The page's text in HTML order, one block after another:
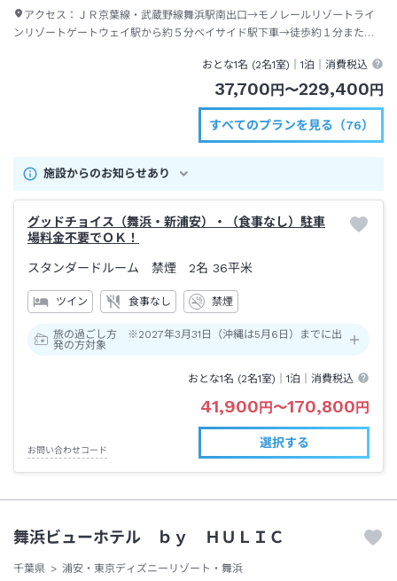
アクセス： ＪＲ京葉線・武蔵野線舞浜駅南出口→モノレールリゾートライ
ンリゾートゲートウェイ駅から約５分ベイサイド駅下車→徒歩約１分または
おとな1名 (2名1室)｜1泊 ｜消費税込
37,700円〜229,400円
すべてのプランを見る（76）
施設からのお知らせあり
グッドチョイス（舞浜・新浦安）・（食事なし）駐車
場料金不要でＯＫ！
スタンダードルーム 禁煙 2名 36平米
ツイン 食事なし 禁煙
旅の過ごし方 ※2027年3月31日（沖縄は5月6日）までに出
発の方対象
おとな1名 (2名1室)｜1泊 ｜消費税込
41,900円〜170,800円
お問い合わせコード
選択する
舞浜ビューホテル ｂｙ ＨＵＬＩＣ
千葉県
浦安・東京ディズニーリゾート・舞浜